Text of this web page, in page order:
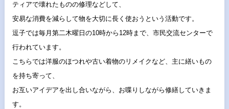
ティアで壊れたものの修理などして、
安易な消費を減らして物を大切に長く使おうという活動です。
逗子では毎月第二木曜日の10時から12時まで、 市民交流センターで
行われています。
こちらでは洋服のほつれや古い着物のリメイクなど、 主に繕いもの
を持ち寄って、
お互いアイデアを出し合いながら、 お喋りしながら修繕していきま
す。